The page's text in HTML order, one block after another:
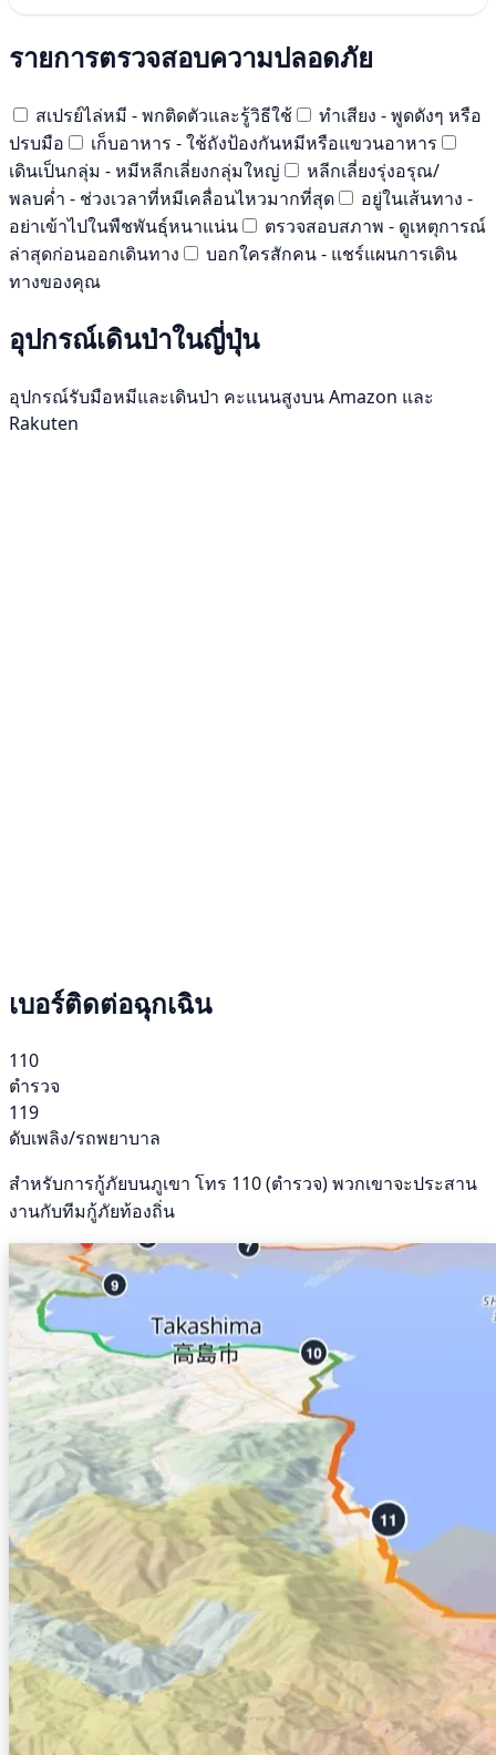
รายการตรวจสอบความปลอดภัย
สเปรย์ไล่หมี - พกติดตัวและรู้วิธีใช้
ทำเสียง - พูดดังๆ หรือ
ปรบมือ
เก็บอาหาร - ใช้ถังป้องกันหมีหรือแขวนอาหาร
เดินเป็นกลุ่ม - หมีหลีกเลี่ยงกลุ่มใหญ่
หลีกเลี่ยงรุ่งอรุณ/
พลบค่ำ - ช่วงเวลาที่หมีเคลื่อนไหวมากที่สุด
อยู่ในเส้นทาง -
อย่าเข้าไปในพืชพันธุ์หนาแน่น
ตรวจสอบสภาพ - ดูเหตุการณ์
ล่าสุดก่อนออกเดินทาง
บอกใครสักคน - แชร์แผนการเดิน
ทางของคุณ
อุปกรณ์เดินป่าในญี่ปุ่น
อุปกรณ์รับมือหมีและเดินป่า คะแนนสูงบน Amazon และ
Rakuten
เบอร์ติดต่อฉุกเฉิน
110
ตำรวจ
119
ดับเพลิง/รถพยาบาล
สำหรับการกู้ภัยบนภูเขา โทร 110 (ตำรวจ) พวกเขาจะประสาน
งานกับทีมกู้ภัยท้องถิ่น